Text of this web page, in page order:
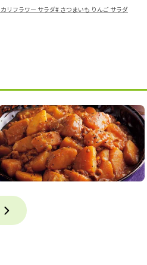
カリフラワー サラダ# さつまいも りんご サラダ